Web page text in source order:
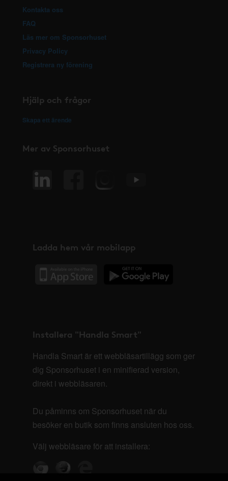
Kontakta oss
FAQ
Läs mer om Sponsorhuset
Privacy Policy
Registrera ny förening
Hjälp och frågor
Skapa ett ärende
Mer av Sponsorhuset
Ladda hem vår mobilapp
Installera "Handla Smart"
Handla Smart är ett webbläsartillägg som ger
dig Sponsorhuset i en minifierad version,
direkt i webbläsaren.
Du påminns om Sponsorhuset när du
besöker en butik som finns ansluten hos oss.
Välj webbläsare för att installera: